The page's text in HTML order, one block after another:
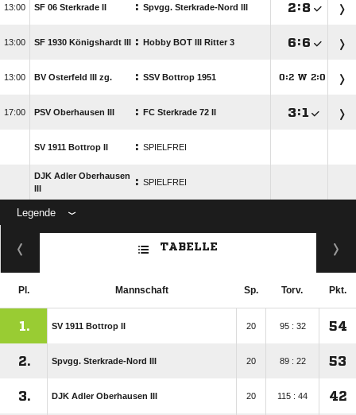
 SF 06 Sterkrade II : Spvgg. Sterkrade-Nord III :
 SF 1930 Königshardt III : Hobby BOT III Ritter 3 :
 BV Osterfeld III zg. : SSV Bottrop 1951 :W :
 PSV Oberhausen III : FC Sterkrade 72 II :
SV 1911 Bottrop II : SPIELFREI
DJK Adler Oberhausen
III
: SPIELFREI
Legende
ANZEIGE
TABELLE
Pl. Mannschaft Sp. Torv. Pkt.
1. SV 1911 Bottrop II 20 95 : 32 54
2. Spvgg. Sterkrade-Nord III 20 89 : 22 53
3. DJK Adler Oberhausen III 20 115 : 44 42